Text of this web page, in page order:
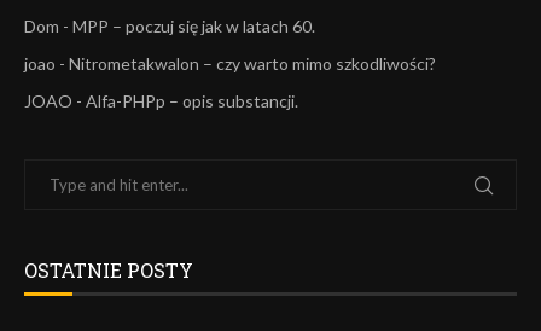
Dom - MPP – poczuj się jak w latach 60.
joao - Nitrometakwalon – czy warto mimo szkodliwości?
JOAO - Alfa-PHPp – opis substancji.
OSTATNIE POSTY